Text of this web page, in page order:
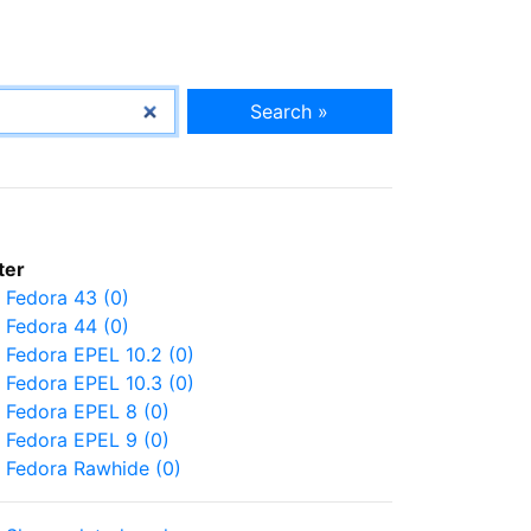
Search »
Fedora 43 (0)
Fedora 44 (0)
Fedora EPEL 10.2 (0)
Fedora EPEL 10.3 (0)
Fedora EPEL 8 (0)
Fedora EPEL 9 (0)
Fedora Rawhide (0)